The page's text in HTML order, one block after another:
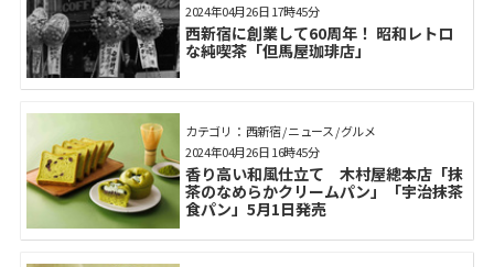
西新宿に創業して60周年！ 昭和レトロ
な純喫茶「但馬屋珈琲店」
2024年04月26日 17時45分
カテゴリ： 西新宿 / ニュース / グルメ
香り高い和風仕立て 木村屋總本店「抹
茶のなめらかクリームパン」「宇治抹茶
食パン」5月1日発売
2024年04月26日 16時45分